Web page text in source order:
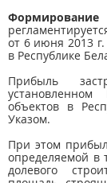
Формирование
от 6 июня 2013
в Республике
Прибыль
объектов в
Указом.
При этом
определяемой в
долевого